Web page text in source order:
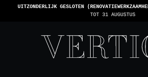
UITZONDERLIJK GESLOTEN
TOT 31 AUGUSTUS